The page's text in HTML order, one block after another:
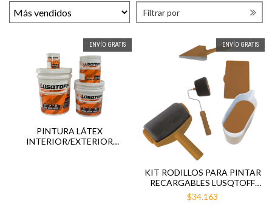
Filtrar por
ENVÍO GRATIS
PINTURA LÁTEX
INTERIOR/EXTERIOR
ENVÍO GRATIS
KIT RODILLOS PARA PINTAR
RECARGABLES LUSQTOFF
LQROD-20
$34.163